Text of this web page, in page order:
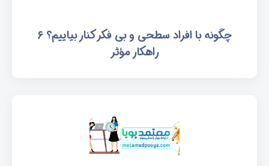
چگونه با افراد سطحی و بی فکر کنار بیاییم؟ ۶
راهکار مؤثر